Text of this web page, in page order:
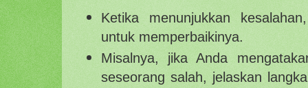
Ketika menunjukkan
untuk memperbaikinya.
Misalnya, jika Anda
seseorang salah, jelaskan